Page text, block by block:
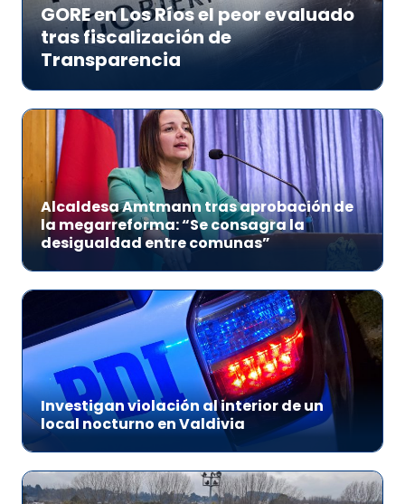
GORE en Los Ríos el peor evaluado
tras fiscalización de
Transparencia
Alcaldesa Amtmann tras aprobación de
la megarreforma: “Se consagra la
desigualdad entre comunas”
Investigan violación al interior de un
local nocturno en Valdivia